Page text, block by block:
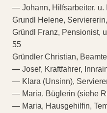
— Johann, Hilfsarbeiter, u.
Grundl Helene,
Gründl Franz, Pensionist,
55
Gründler Christian,
— Josef, Kraftfahrer,
— Klara (Unsinn),
— Maria, Büglerin (siehe
— Maria, Hausgehilfin,